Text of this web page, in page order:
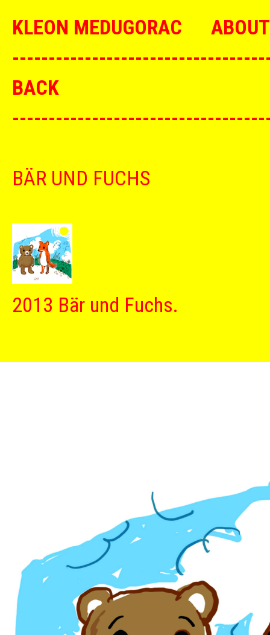
KLEON MEDUGORAC
--------------------------------
BACK
--------------------------------
BÄR UND FUCHS
2013 Bär und Fuchs.